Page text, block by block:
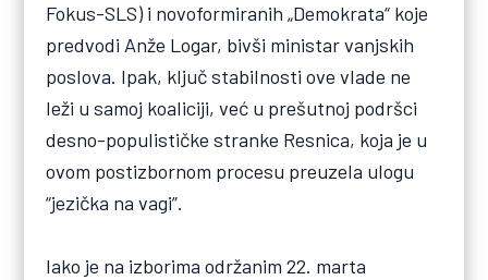
Fokus-SLS) i novoformiranih „Demokrata“ koje
predvodi Anže Logar, bivši ministar vanjskih
poslova. Ipak, ključ stabilnosti ove vlade ne
leži u samoj koaliciji, već u prešutnoj podršci
desno-populističke stranke Resnica, koja je u
ovom postizbornom procesu preuzela ulogu
“jezička na vagi”.
Iako je na izborima održanim 22. marta